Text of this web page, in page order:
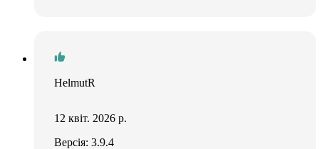
HelmutR
12 квіт. 2026 р.
Версія: 3.9.4